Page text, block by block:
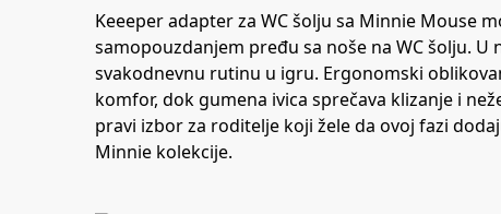
Keeeper adapter za WC šolju sa Minnie Mouse
samopouzdanjem pređu sa noše na WC šolju.
svakodnevnu rutinu u igru. Ergonomski
komfor, dok gumena ivica sprečava klizanje i
pravi izbor za roditelje koji žele da ovoj fazi
Minnie kolekcije.